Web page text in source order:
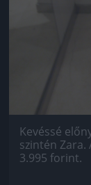
Kevéssé
szintén Zara.
3.995 forint.